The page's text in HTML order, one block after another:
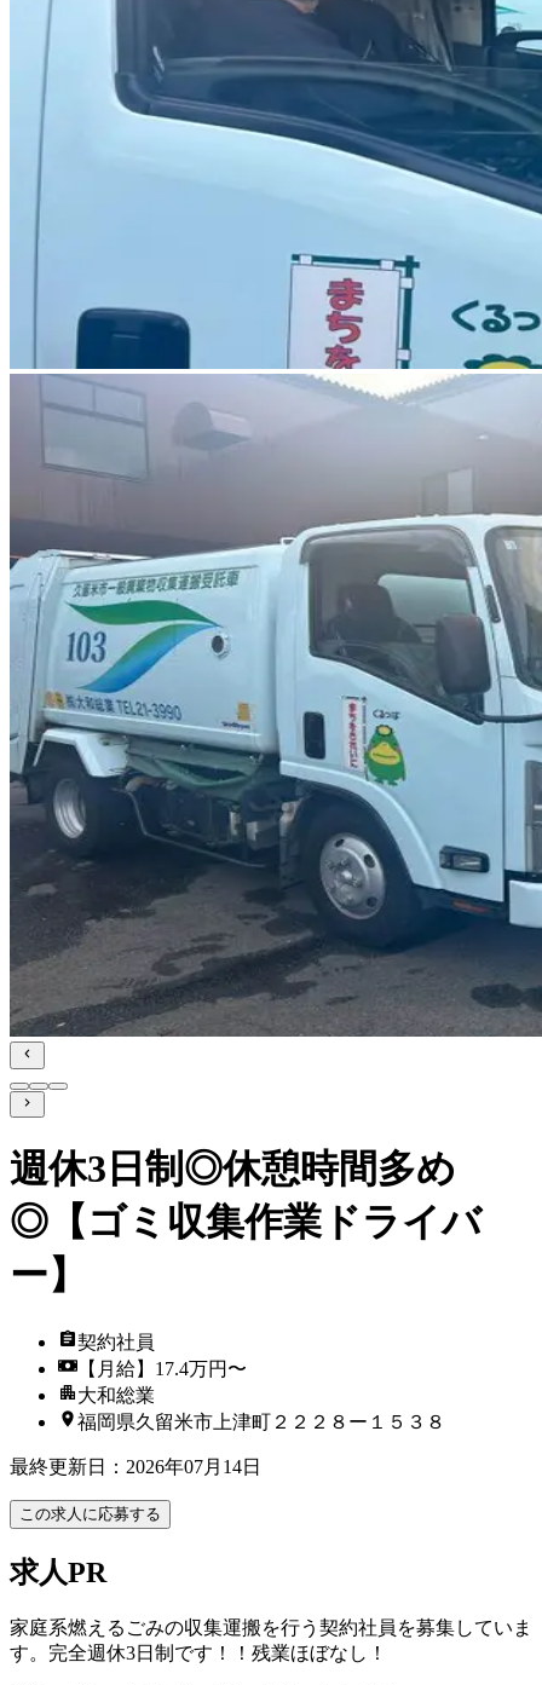
週休3日制◎休憩時間多め
◎【ゴミ収集作業ドライバ
ー】
契約社員
【月給】17.4万円〜
大和総業
福岡県久留米市上津町２２２８ー１５３８
最終更新日 ： 2026年07月14日
この求人に応募する
求人PR
家庭系燃えるごみの収集運搬を行う契約社員を募集していま
す。完全週休3日制です！！残業ほぼなし！